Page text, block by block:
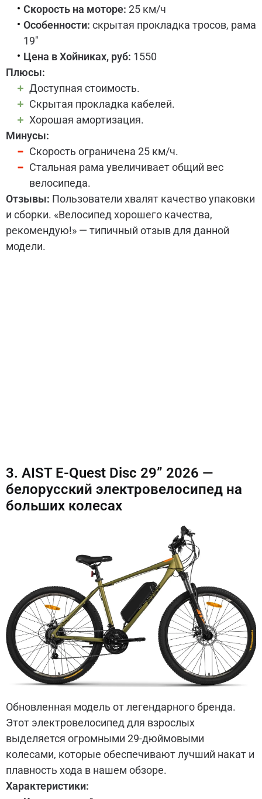
Скорость на моторе: 25 км/ч
Особенности: скрытая прокладка тросов, рама
19"
Цена в Хойниках, руб: 1550
Плюсы:
Доступная стоимость.
Скрытая прокладка кабелей.
Хорошая амортизация.
Минусы:
Скорость ограничена 25 км/ч.
Стальная рама увеличивает общий вес
велосипеда.
Отзывы: Пользователи хвалят качество упаковки
и сборки. «Велосипед хорошего качества,
рекомендую!» — типичный отзыв для данной
модели.
3. AIST E-Quest Disc 29” 2026 —
белорусский электровелосипед на
больших колесах
Обновленная модель от легендарного бренда.
Этот электровелосипед для взрослых
выделяется огромными 29-дюймовыми
колесами, которые обеспечивают лучший накат и
плавность хода в нашем обзоре.
Характеристики: